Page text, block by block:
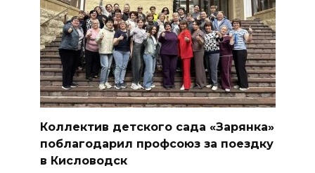
Коллектив детского сада «Зарянка»
поблагодарил профсоюз за поездку
в Кисловодск